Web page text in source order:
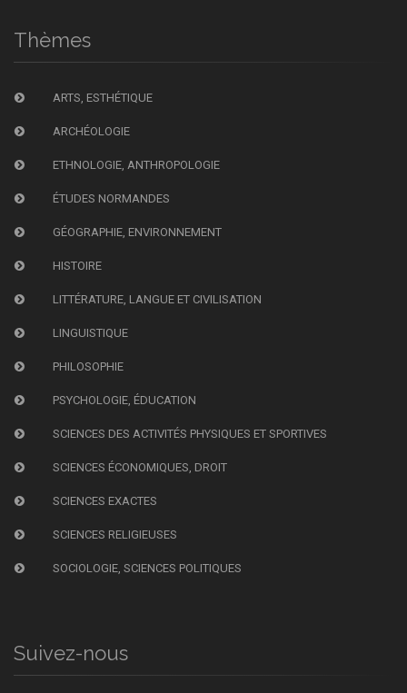
Thèmes
ARTS, ESTHÉTIQUE
ARCHÉOLOGIE
ETHNOLOGIE, ANTHROPOLOGIE
ÉTUDES NORMANDES
GÉOGRAPHIE, ENVIRONNEMENT
HISTOIRE
LITTÉRATURE, LANGUE ET CIVILISATION
LINGUISTIQUE
PHILOSOPHIE
PSYCHOLOGIE, ÉDUCATION
SCIENCES DES ACTIVITÉS PHYSIQUES ET SPORTIVES
SCIENCES ÉCONOMIQUES, DROIT
SCIENCES EXACTES
SCIENCES RELIGIEUSES
SOCIOLOGIE, SCIENCES POLITIQUES
Suivez-nous